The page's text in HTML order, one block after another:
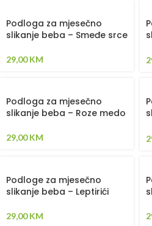
Podloga za mjesečno
slikanje beba – Smeđe srce
29,00KM
Podloga za mjesečno
slikanje beba – Roze medo
29,00KM
Podloge za mjesečno
slikanje beba – Leptirići
29,00KM